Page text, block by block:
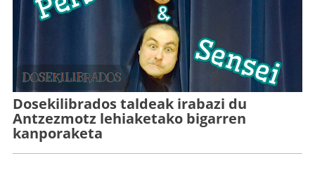
Dosekilibrados taldeak irabazi du
Antzezmotz lehiaketako bigarren
kanporaketa